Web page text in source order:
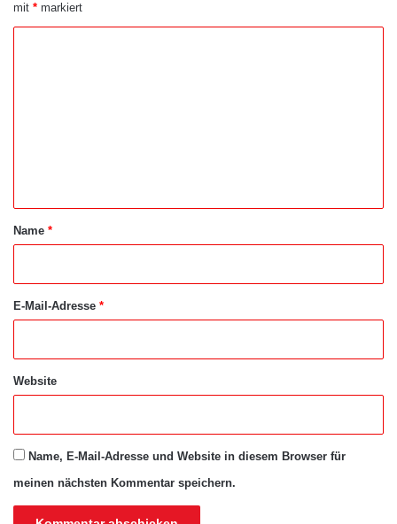
mit * markiert
aName *
E-Mail-Adresse *
Website
Name, E-Mail-Adresse und Website in diesem Browser für
meinen nächsten Kommentar speichern.